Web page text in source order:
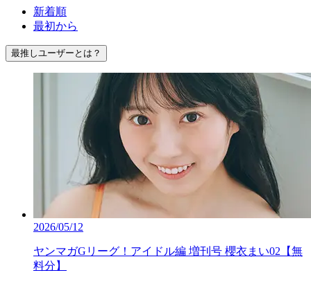
新着順
最初から
最推しユーザーとは？
2026/05/12
ヤンマガGリーグ！アイドル編 増刊号 櫻衣まい02【無
料分】